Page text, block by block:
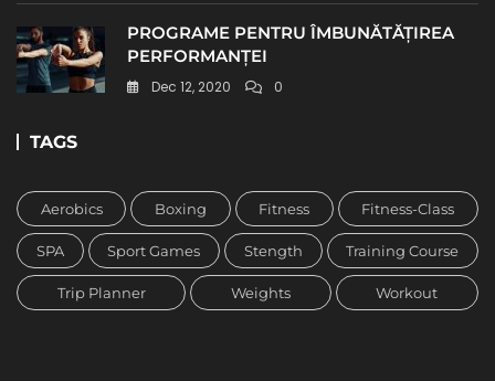
PROGRAME PENTRU ÎMBUNĂTĂȚIREA
PERFORMANȚEI
Dec 12, 2020 0
TAGS
Aerobics Boxing Fitness Fitness-Class
SPA Sport Games Stength Training Course
Trip Planner Weights Workout